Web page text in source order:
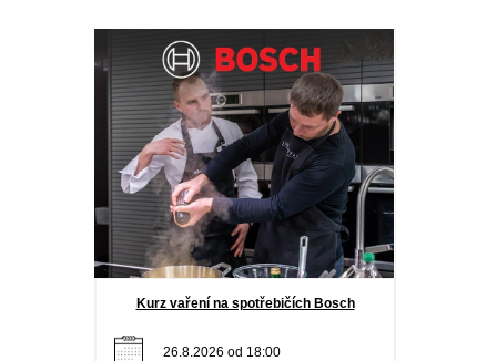
Kurz vaření na spotřebičích Bosch
26.8.2026 od 18:00